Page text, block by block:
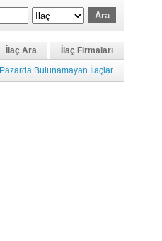
İlaç Ara
İlaç Firmaları
Pazarda Bulunamayan İlaçlar